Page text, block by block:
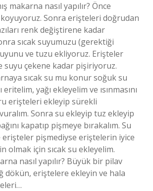
makarna nasıl yapılır? Önce
koyuyoruz. Sonra erişteleri doğrudan
renk değiştirene kadar
sıcak suyumuzu (gerektiği
ve tuzu ekliyoruz. Erişteler
suyu çekene kadar pişiriyoruz.
sıcak su mu konur soğuk su
eritelim, yağı ekleyelim ve ısınmasını
erişteleri ekleyip sürekli
Sonra su ekleyip tuz ekleyip
kapatıp pişmeye bırakalım. Su
erişteler pişmediyse eriştelerin iyice
olmak için sıcak su ekleyelim.
nasıl yapılır? Büyük bir pilav
dökün, eriştelere ekleyin ve hala